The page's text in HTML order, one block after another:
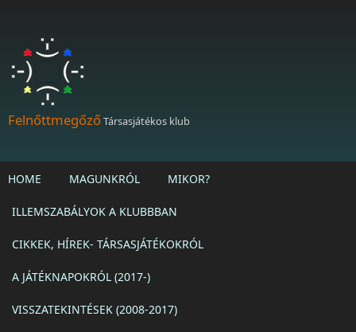
FelnőttmegőzőTársasjátékos klub
HOME MAGUNKRÓL MIKOR?
ILLEMSZABÁLYOK A KLUBBBAN
CIKKEK, HÍREK- TÁRSASJÁTÉKOKRÓL
A JÁTÉKNAPOKRÓL (2017-)
VISSZATEKINTÉSEK (2008-2017)